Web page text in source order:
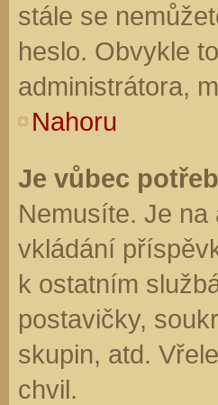
stále se
heslo. Obvykle
administrátora,
Nahoru
Je vůbec
Nemusíte. Je na
vkládání
k ostatním
postavičky,
skupin, atd.
chvil.